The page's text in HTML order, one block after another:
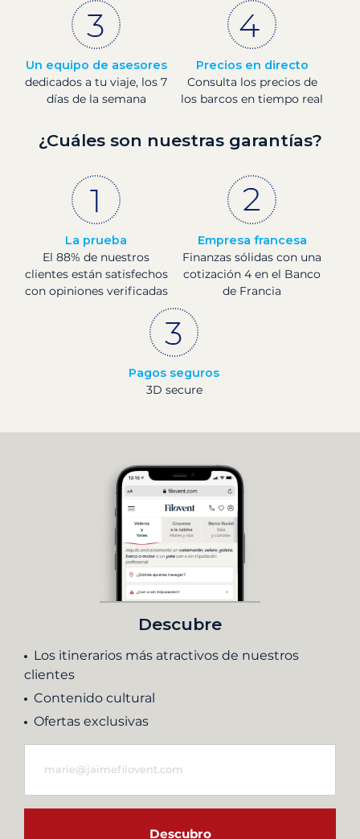
Un equipo de asesores
dedicados a tu viaje, los 7
días de la semana
Precios en directo
Consulta los precios de
los barcos en tiempo real
¿Cuáles son nuestras garantías?
La prueba
El 88% de nuestros
clientes están satisfechos
con opiniones verificadas
Empresa francesa
Finanzas sólidas con una
cotización 4 en el Banco
de Francia
Pagos seguros
3D secure
Descubre
Los itinerarios más atractivos de nuestros
clientes
Contenido cultural
Ofertas exclusivas
Descubro